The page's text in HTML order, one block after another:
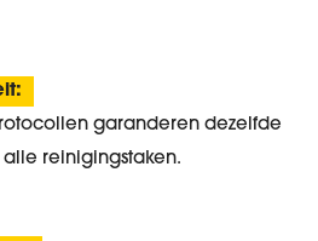
garanderen dezelfde
reinigingstaken.